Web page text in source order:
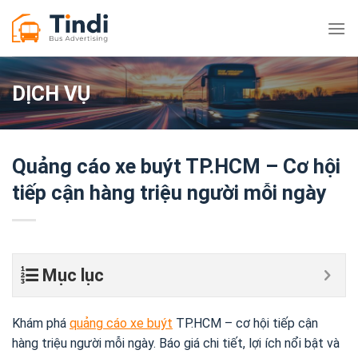
qua
dung
DỊCH VỤ
Quảng cáo xe buýt TP.HCM – Cơ hội
tiếp cận hàng triệu người mỗi ngày
Mục lục
Khám phá quảng cáo xe buýt TP.HCM – cơ hội tiếp cận
hàng triệu người mỗi ngày. Báo giá chi tiết, lợi ích nổi bật và